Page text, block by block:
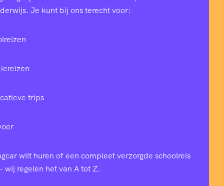
Je kunt bij ons terecht voor:
trips
wilt huren of een compleet verzorgde schoolreis
wij regelen het van A tot Z.